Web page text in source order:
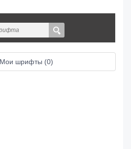
Мои шрифты (0)